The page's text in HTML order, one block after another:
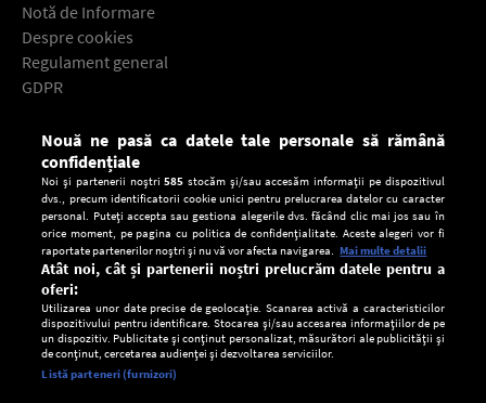
Notă de Informare
Despre cookies
Regulament general
GDPR
Descarcă gratuit aplicaţia Europa FM pentru smartphone:
Setări:
Nouă ne pasă ca datele tale personale să rămână
confidențiale
Noi și partenerii noștri585 stocăm și/sau accesăm informații pe dispozitivul
dvs., precum identificatorii cookie unici pentru prelucrarea datelor cu caracter
personal. Puteți accepta sau gestiona alegerile dvs. făcând clic mai jos sau în
orice moment, pe pagina cu politica de confidențialitate. Aceste alegeri vor fi
raportate partenerilor noștri și nu vă vor afecta navigarea. Mai multe detalii
Atât noi, cât și partenerii noștri prelucrăm datele pentru a
oferi:
Utilizarea unor date precise de geolocație. Scanarea activă a caracteristicilor
dispozitivului pentru identificare. Stocarea și/sau accesarea informațiilor de pe
un dispozitiv. Publicitate și conținut personalizat, măsurători ale publicității și
de conținut, cercetarea audienței și dezvoltarea serviciilor.
Listă parteneri (furnizori)